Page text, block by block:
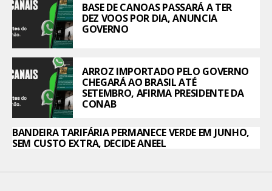
BASE DE CANOAS PASSARÁ A TER
DEZ VOOS POR DIA, ANUNCIA
GOVERNO
ARROZ IMPORTADO PELO GOVERNO
CHEGARÁ AO BRASIL ATÉ
SETEMBRO, AFIRMA PRESIDENTE DA
CONAB
BANDEIRA TARIFÁRIA PERMANECE VERDE EM JUNHO,
SEM CUSTO EXTRA, DECIDE ANEEL